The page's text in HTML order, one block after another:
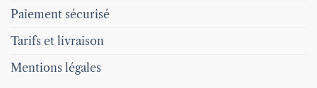
Paiement sécurisé
Tarifs et livraison
Mentions légales